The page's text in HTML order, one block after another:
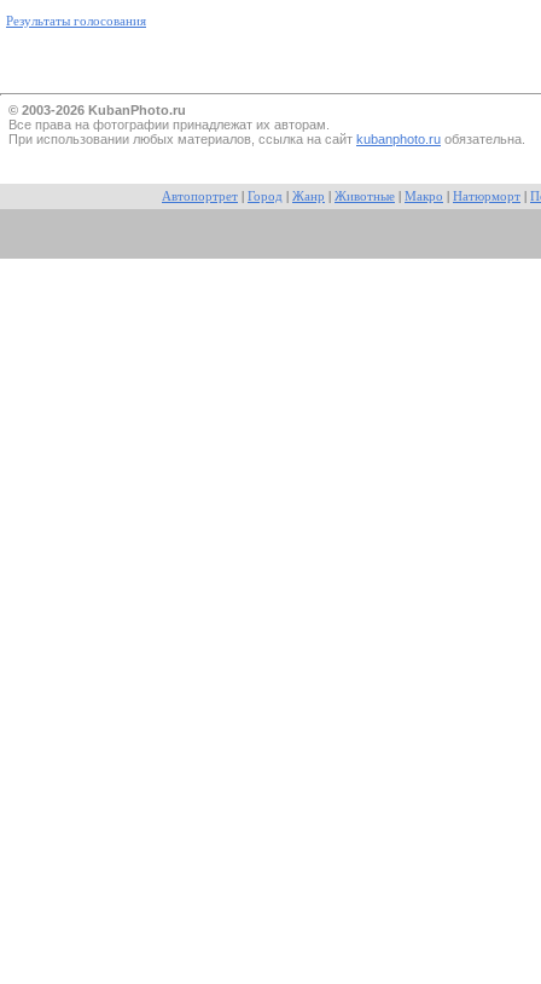
Результаты голосования
© 2003-2026 KubanPhoto.ru
Все прaва на фотографии принадлежат их авторам.
При использовании любых материалов, ссылка на сайт kubanphoto.ru обязательна.
Автопортрет Город Жанр Животные Макро Натюрморт